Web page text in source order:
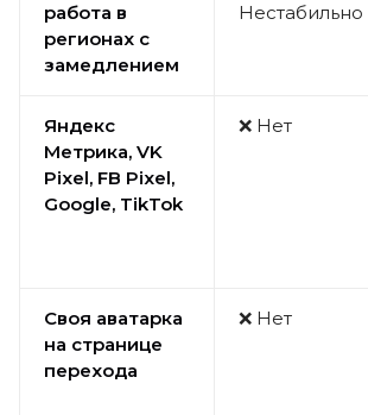
работа в
регионах с
замедлением
Нестабильно
Яндекс
Метрика, VK
Pixel, FB Pixel,
Google, TikTok
❌ Нет
Своя аватарка
на странице
перехода
❌ Нет